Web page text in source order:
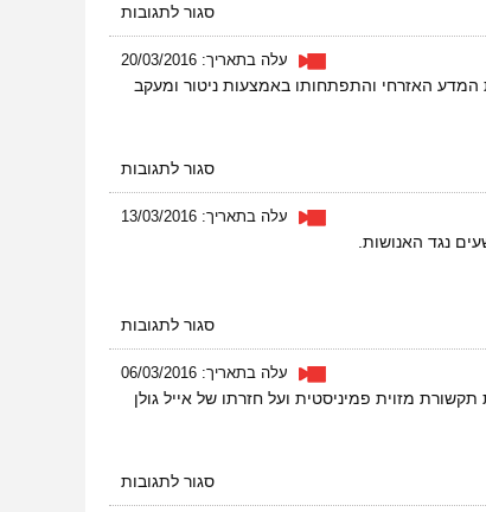
סגור לתגובותעל
ראיון
עלה בתאריך: 20/03/2016
האזרחי והתפתחותו באמצעות ניטור ומעקב
סגור לתגובותעל
ראיון
עלה בתאריך: 13/03/2016
נגד האנושות.
סגור לתגובותעל
ראיון
בכל
עלה בתאריך: 06/03/2016
מזוית פמיניסטית ועל חזרתו של אייל גולן
סגור לתגובותעל
ראיון